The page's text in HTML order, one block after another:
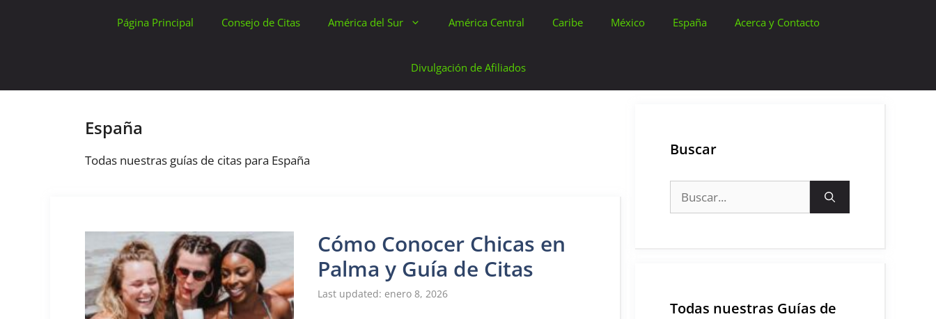
Página Principal Consejo de Citas América del Sur América Central Caribe México España Acerca y Contacto
Divulgación de Afiliados
España
Todas nuestras guías de citas para España
Cómo Conocer Chicas en
Palma y Guía de Citas
enero 8, 2026
Buscar
Todas nuestras Guías de